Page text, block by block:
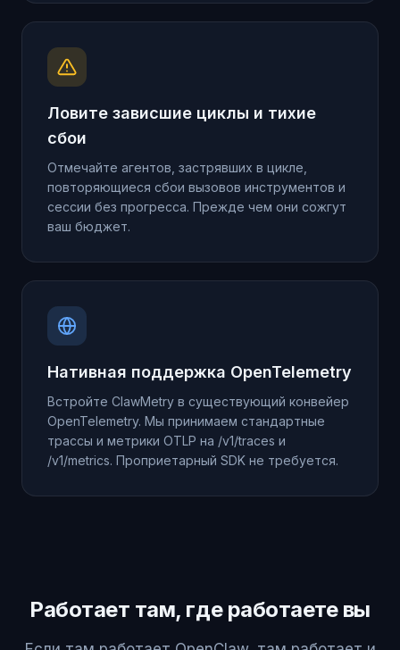
Ловите зависшие циклы и тихие
сбои
Отмечайте агентов, застрявших в цикле,
повторяющиеся сбои вызовов инструментов и
сессии без прогресса. Прежде чем они сожгут
ваш бюджет.
Нативная поддержка OpenTelemetry
Встройте ClawMetry в существующий конвейер
OpenTelemetry. Мы принимаем стандартные
трассы и метрики OTLP на /v1/traces и
/v1/metrics. Проприетарный SDK не требуется.
Работает там, где работаете вы